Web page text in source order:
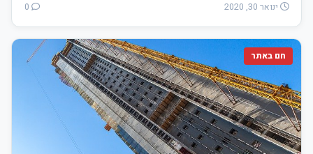
ינואר 30, 2020
חם באתר